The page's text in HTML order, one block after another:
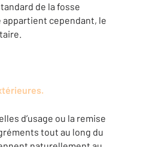
de la fosse
cependant, le
d’usage ou la remise
tout au long du